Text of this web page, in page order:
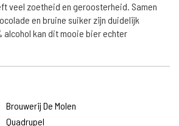
veel zoetheid en geroosterheid. Samen
en bruine suiker zijn duidelijk
alcohol kan dit mooie bier echter
Brouwerij De Molen
Quadrupel